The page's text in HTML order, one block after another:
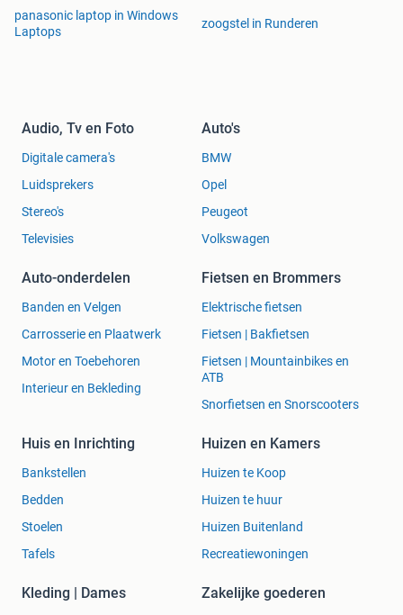
panasonic laptop in Windows
Laptops
zoogstel in Runderen
Audio, Tv en Foto
Digitale camera's
Luidsprekers
Stereo's
Televisies
Auto's
BMW
Opel
Peugeot
Volkswagen
Auto-onderdelen
Banden en Velgen
Carrosserie en Plaatwerk
Motor en Toebehoren
Interieur en Bekleding
Fietsen en Brommers
Elektrische fietsen
Fietsen | Bakfietsen
Fietsen | Mountainbikes en
ATB
Snorfietsen en Snorscooters
Huis en Inrichting
Bankstellen
Bedden
Stoelen
Tafels
Huizen en Kamers
Huizen te Koop
Huizen te huur
Huizen Buitenland
Recreatiewoningen
Kleding | Dames Zakelijke goederen